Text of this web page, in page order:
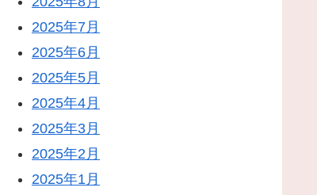
2025年7月
2025年6月
2025年5月
2025年4月
2025年3月
2025年2月
2025年1月